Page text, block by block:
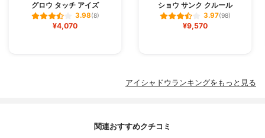
グロウ タッチ アイズ
3.98(8)
¥4,070
ショウ サンク クルール
3.97(98)
¥9,570
アイシャドウランキングをもっと見る
関連おすすめクチコミ